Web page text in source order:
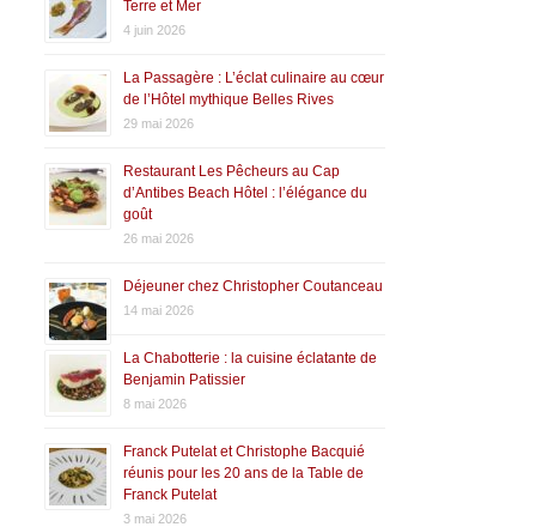
Terre et Mer
4 juin 2026
La Passagère : L’éclat culinaire au cœur
de l’Hôtel mythique Belles Rives
29 mai 2026
Restaurant Les Pêcheurs au Cap
d’Antibes Beach Hôtel : l’élégance du
goût
26 mai 2026
Déjeuner chez Christopher Coutanceau
14 mai 2026
La Chabotterie : la cuisine éclatante de
Benjamin Patissier
8 mai 2026
Franck Putelat et Christophe Bacquié
réunis pour les 20 ans de la Table de
Franck Putelat
3 mai 2026